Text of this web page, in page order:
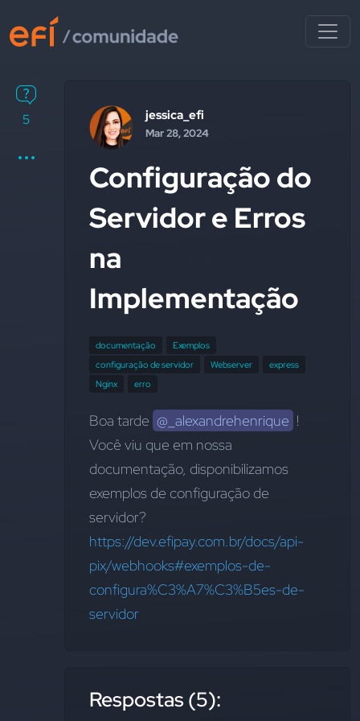
5 jessica_efi
Mar 28, 2024
Configuração do
Servidor e Erros
na
Implementação
documentação
Exemplos
configuração de servidor
Webserver
express
Nginx
erro
Boa tarde @_alexandrehenrique !
Você viu que em nossa
documentação, disponibilizamos
exemplos de configuração de
https://dev.efipay.com.br/docs/api-
pix/webhooks#exemplos-de-
configura%C3%A7%C3%B5es-de-
servidor
Respostas (5):